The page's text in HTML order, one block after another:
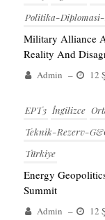
Politika-
Military Alliance
Reality And
Admin – 12
EPT3 İngilizce
Teknik-Rezerv-
Türkiye
Energy
Summit
Admin – 12